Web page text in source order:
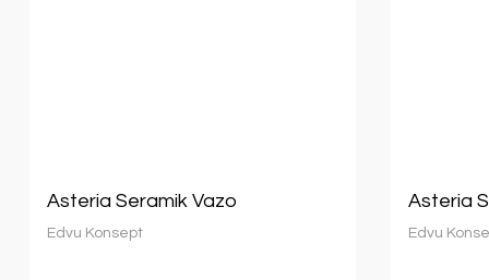
Asteria Seramik Vazo
Edvu Konsept
Asteria
Edvu